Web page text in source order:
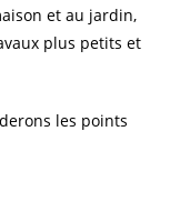
et au jardin,
plus petits et
les points